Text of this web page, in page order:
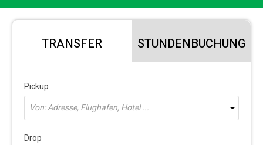
TRANSFER STUNDENBUCHUNG
Pickup
Von: Adresse, Flughafen, Hotel ...
Drop